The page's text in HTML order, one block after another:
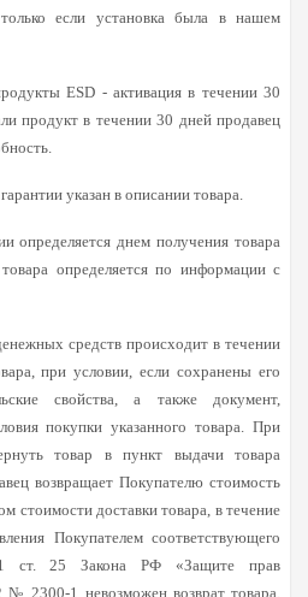
если установка была в нашем
ESD - активация в течении 30
продукт в течении 30 дней продавец
указан в описании товара.
определяется днем получения товара
определяется по информации с
средств происходит в течении
при условии, если сохранены его
свойства, а также документ,
покупки указанного товара. При
товар в пункт выдачи товара
возвращает Покупателю стоимость
стоимости доставки товара, в течение
Покупателем соответствующего
1 ст. 25 Закона РФ «Защите прав
№ 2300-1 невозможен возврат товара,